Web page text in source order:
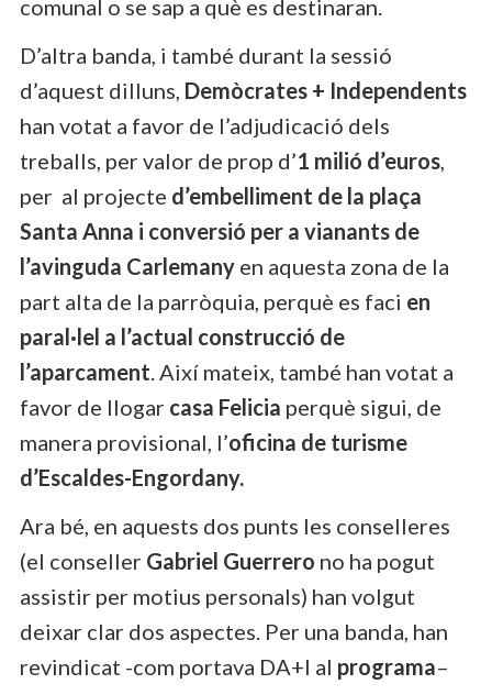
comunal o se sap a què es destinaran.
D’altra banda, i també durant la sessió
d’aquest dilluns, Demòcrates + Independents
han votat a favor de l’adjudicació dels
treballs, per valor de prop d’1 milió d’euros,
per al projecte d’embelliment de la plaça
Santa Anna i conversió per a vianants de
l’avinguda Carlemany en aquesta zona de la
part alta de la parròquia, perquè es faci en
paral·lel a l’actual construcció de
l’aparcament. Així mateix, també han votat a
favor de llogar casa Felicia perquè sigui, de
manera provisional, l’oficina de turisme
d’Escaldes-Engordany.
Ara bé, en aquests dos punts les conselleres
(el conseller Gabriel Guerrero no ha pogut
assistir per motius personals) han volgut
deixar clar dos aspectes. Per una banda, han
revindicat -com portava DA+I al programa–